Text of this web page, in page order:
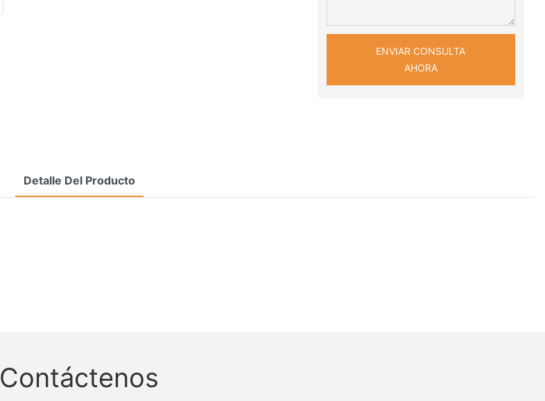
ENVIAR CONSULTA
AHORA
Detalle Del Producto
Contáctenos